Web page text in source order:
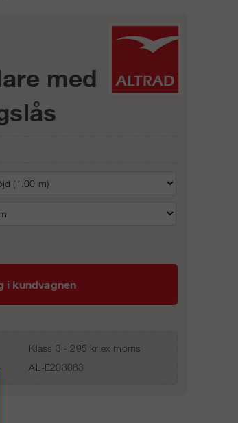
med
i kundvagnen
Klass 3 - 295 kr ex moms
AL-E203083